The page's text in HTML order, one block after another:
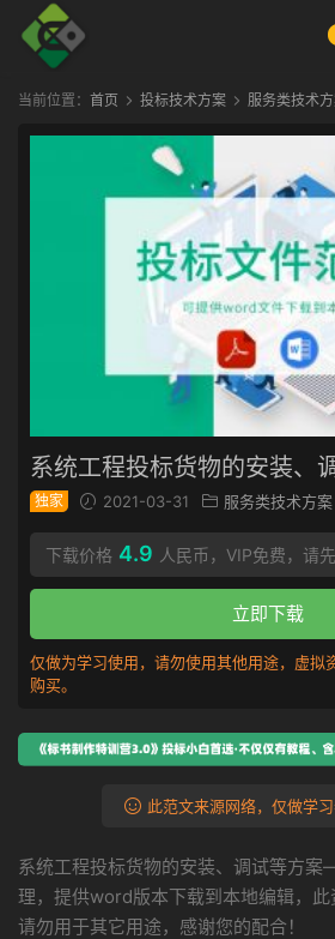
当前位置： 首页 投标技术方案 服务类技术
系统工程投标货物的安装、
独家 2021-03-31 服务类技术方案
下载价格 4.9 人民币，VIP免费，请先
立即下载
仅做为学习使用，请勿使用其他用途，虚拟
购买。
此范文来源网络，仅做学习
系统工程投标货物的安装、调试等方
理，提供word版本下载到本地编辑，此
请勿用于其它用途，感谢您的配合！